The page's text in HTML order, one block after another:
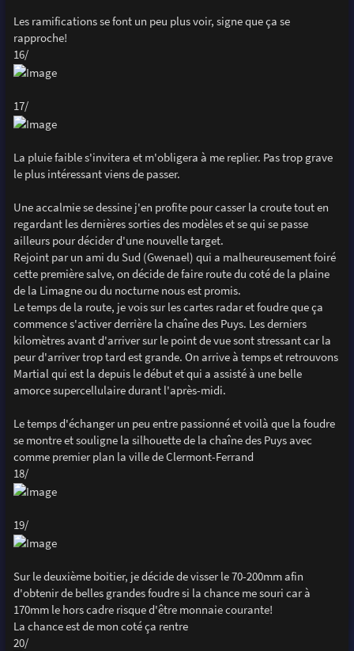
Les ramifications se font un peu plus voir, signe que ça se
rapproche!
16/
17/
La pluie faible s'invitera et m'obligera à me replier. Pas trop grave
le plus intéressant viens de passer.
Une accalmie se dessine j'en profite pour casser la croute tout en
regardant les dernières sorties des modèles et se qui se passe
ailleurs pour décider d'une nouvelle target.
Rejoint par un ami du Sud (Gwenael) qui a malheureusement foiré
cette première salve, on décide de faire route du coté de la plaine
de la Limagne ou du nocturne nous est promis.
Le temps de la route, je vois sur les cartes radar et foudre que ça
commence s'activer derrière la chaîne des Puys. Les derniers
kilomètres avant d'arriver sur le point de vue sont stressant car la
peur d'arriver trop tard est grande. On arrive à temps et retrouvons
Martial qui est la depuis le début et qui a assisté à une belle
amorce supercellulaire durant l'après-midi.
Le temps d'échanger un peu entre passionné et voilà que la foudre
se montre et souligne la silhouette de la chaîne des Puys avec
comme premier plan la ville de Clermont-Ferrand
18/
19/
Sur le deuxième boitier, je décide de visser le 70-200mm afin
d'obtenir de belles grandes foudre si la chance me souri car à
170mm le hors cadre risque d'être monnaie courante!
La chance est de mon coté ça rentre
20/